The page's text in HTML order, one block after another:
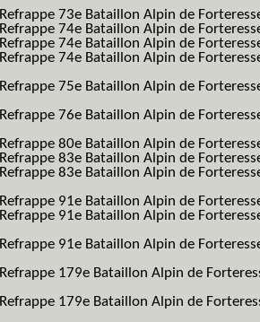
Refrappe 73e Bataillon Alpin de
Refrappe 74e Bataillon Alpin de
Refrappe 74e Bataillon Alpin de
Refrappe 74e Bataillon Alpin de
Refrappe 75e Bataillon Alpin de
Refrappe 76e Bataillon Alpin de
Refrappe 80e Bataillon Alpin de
Refrappe 83e Bataillon Alpin de
Refrappe 83e Bataillon Alpin de
Refrappe 91e Bataillon Alpin de
Refrappe 91e Bataillon Alpin de
Refrappe 91e Bataillon Alpin de
Refrappe 179e Bataillon Alpin de
Refrappe 179e Bataillon Alpin de